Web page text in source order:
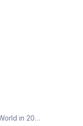
in 20…